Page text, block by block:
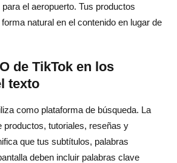
el aeropuerto. Tus productos
natural en el contenido en lugar de
de TikTok en los
texto
como plataforma de búsqueda. La
productos, tutoriales, reseñas y
que tus subtítulos, palabras
deben incluir palabras clave